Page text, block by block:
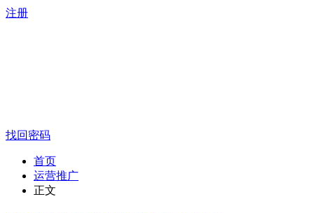
注册
找回密码
首页
运营推广
正文